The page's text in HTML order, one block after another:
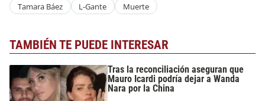
Tamara Báez L-Gante Muerte
TAMBIÉN TE PUEDE INTERESAR
Tras la reconciliación aseguran que
Mauro Icardi podría dejar a Wanda
Nara por la China